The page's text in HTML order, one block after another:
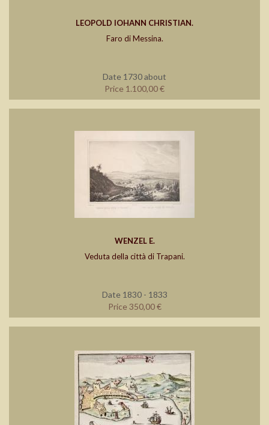
LEOPOLD IOHANN CHRISTIAN.
Faro di Messina.
Date 1730 about
Price 1.100,00 €
WENZEL E.
Veduta della città di Trapani.
Date 1830 - 1833
Price 350,00 €